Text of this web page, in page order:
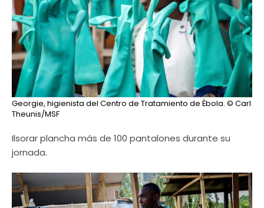
Georgie, higienista del Centro de Tratamiento de Ébola. © Carl
Theunis/MSF
Ilsorar plancha más de 100 pantalones durante su
jornada.